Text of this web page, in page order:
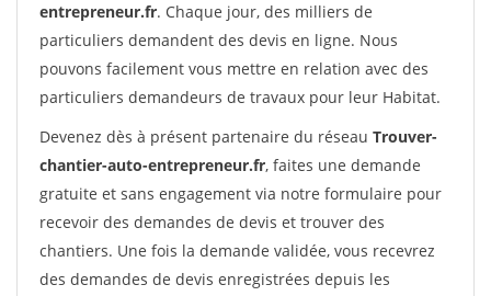
entrepreneur.fr. Chaque jour, des milliers de
particuliers demandent des devis en ligne. Nous
pouvons facilement vous mettre en relation avec des
particuliers demandeurs de travaux pour leur Habitat.
Devenez dès à présent partenaire du réseau Trouver-
chantier-auto-entrepreneur.fr, faites une demande
gratuite et sans engagement via notre formulaire pour
recevoir des demandes de devis et trouver des
chantiers. Une fois la demande validée, vous recevrez
des demandes de devis enregistrées depuis les